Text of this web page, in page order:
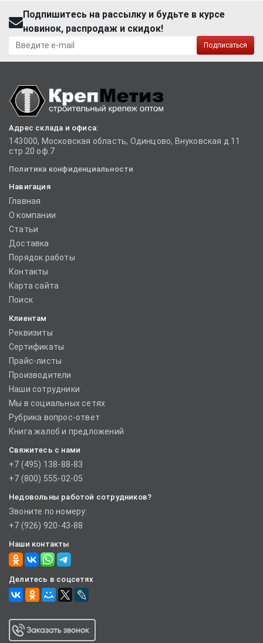
Подпишитесь на рассылку и будьте в курсе
новинок, распродаж и скидок!
Подписаться
Адрес склада и офиса:
143000, Московская область, Одинцово, Внуковская д.11
стр.20 оф.7
Политика конфиденциальности
Навигация
Главная
О компании
Статьи
Доставка
Порядок работы
Контакты
Карта сайта
Поиск
Клиентам
Реквизиты
Сертификаты
Прайс-листы
Производители
Наши сотрудники
Мы в социальных сетях
Рубрика вопрос-ответ
Книга жалоб и предложений
Свяжитесь с нами
+7 (495) 138-88-83
+7 (800) 555-02-05
Недовольны работой сотрудников?
Звоните по номеру:
+7 (926) 920-43-88
Наши контакты
Делитесь в соцсетях